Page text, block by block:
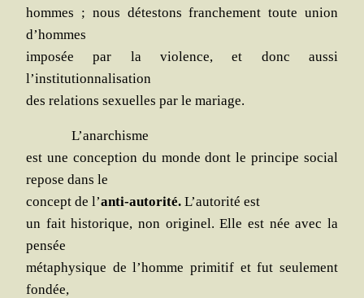
hommes ; nous détes­tons fran­che­ment toute union
d’hommes
impo­sée par la vio­lence, et donc aus­si
l’institutionnalisation
des rela­tions sexuelles par le mariage.
L’anarchisme
est une concep­tion du monde dont le prin­cipe social
repose dans le
concept de l’anti-auto­ri­té. L’autorité est
un fait his­to­rique, non ori­gi­nel. Elle est née avec la
pensée
méta­phy­sique de l’homme pri­mi­tif et fut seule­ment
fondée,